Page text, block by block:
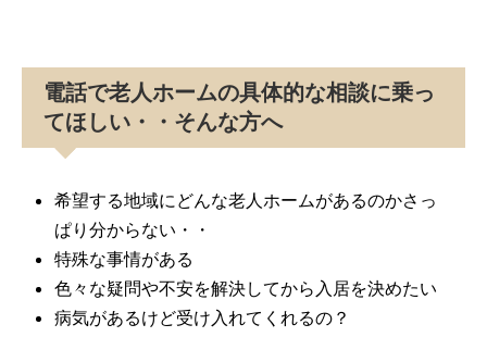
電話で老人ホームの具体的な相談に乗っ
てほしい・・そんな方へ
希望する地域にどんな老人ホームがあるのかさっ
ぱり分からない・・
特殊な事情がある
色々な疑問や不安を解決してから入居を決めたい
病気があるけど受け入れてくれるの？